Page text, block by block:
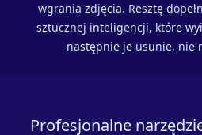
wgrania zdjęcia. Resztę
sztucznej inteligencji, które
następnie je usunie, nie
Profesjonalne